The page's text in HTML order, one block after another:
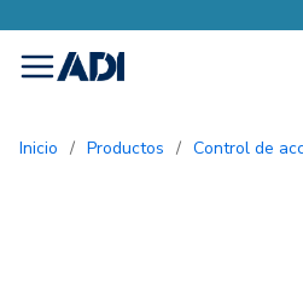
menu
Inicio / Productos / Control de